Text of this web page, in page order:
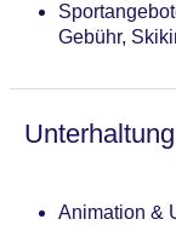
Gebühr,
Unterhaltung
Animation &